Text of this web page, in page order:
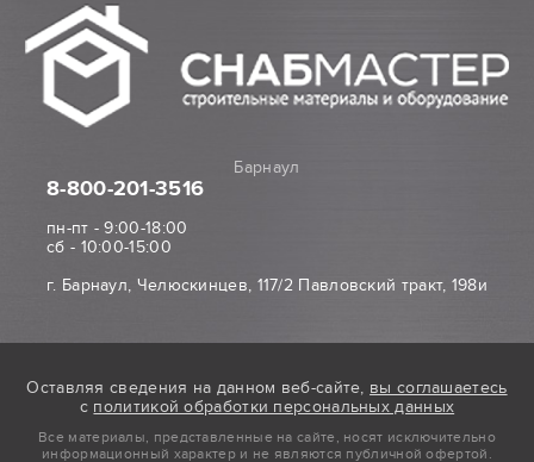
Барнаул
8-800-201-3516
пн-пт - 9:00-18:00
сб - 10:00-15:00
г. Барнаул, Челюскинцев, 117/2 Павловский тракт, 198и
Оставляя сведения на данном веб-сайте, вы соглашаетесь
с политикой обработки персональных данных
Все материалы, представленные на сайте, носят исключительно
информационный характер и не являются публичной офертой.